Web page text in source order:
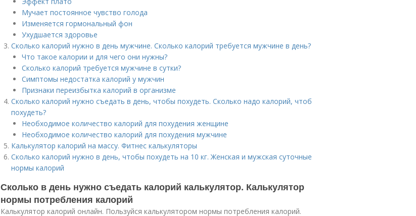
Мучает постоянное чувство голода
Изменяется гормональный фон
Ухудшается здоровье
Сколько калорий нужно в день мужчине. Сколько калорий требуется мужчине в день?
Что такое калории и для чего они нужны?
Сколько калорий требуется мужчине в сутки?
Симптомы недостатка калорий у мужчин
Признаки переизбытка калорий в организме
Сколько калорий нужно съедать в день, чтобы похудеть. Сколько надо калорий, чтоб
похудеть?
Необходимое количество калорий для похудения женщине
Необходимое количество калорий для похудения мужчине
Калькулятор калорий на массу. Фитнес калькуляторы
Сколько калорий нужно в день, чтобы похудеть на 10 кг. Женская и мужская суточные
нормы калорий
Сколько в день нужно съедать калорий калькулятор. Калькулятор
нормы потребления калорий
Калькулятор калорий онлайн. Пользуйся калькулятором нормы потребления калорий.